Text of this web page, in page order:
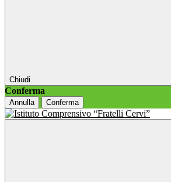
Chiudi
Conferma
Annulla Conferma